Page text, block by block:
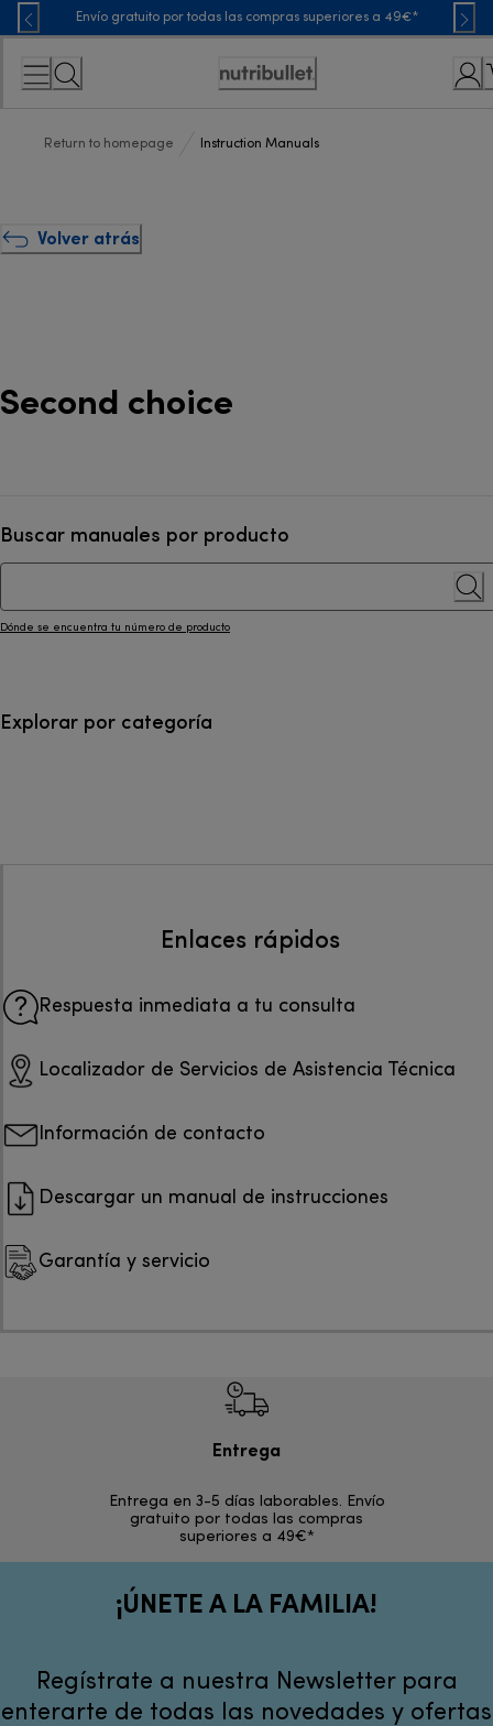
Skip
to
Content
Envío gratuito por todas las compras superiores a 49€*
Accessibility
Return to homepage Instruction Manuals
Volver atrás
Second choice
Buscar manuales por producto
Dónde se encuentra tu número de producto
Explorar por categoría
Enlaces rápidos
Respuesta inmediata a tu consulta
Localizador de Servicios de Asistencia Técnica
Información de contacto
Descargar un manual de instrucciones
Garantía y servicio
Entrega
Entrega en 3-5 días laborables. Envío
gratuito por todas las compras
superiores a 49€*
¡ÚNETE A LA FAMILIA!
Regístrate a nuestra Newsletter para
enterarte de todas las novedades y ofertas